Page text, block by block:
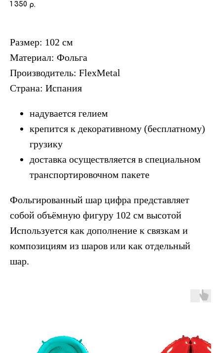
1 350 р.
Размер: 102 см
Материал: Фольга
Производитель: FlexMetal
Страна: Испания
надувается гелием
крепится к декоративному (бесплатному)
грузику
доставка осуществляется в специальном
транспортировочном пакете
Фольгированный шар цифра представляет
собой объёмную фигуру 102 см высотой
Используется как дополнение к связкам и
композициям из шаров или как отдельный
шар.